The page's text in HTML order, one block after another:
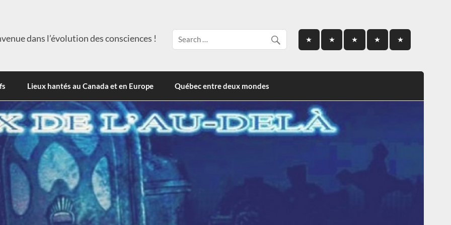
dans l’évolution des consciences !
Lieux hantés au Canada et en Europe Québec entre deux mondes